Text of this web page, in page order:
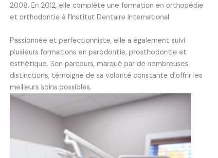
2008. En 2012, elle complète une formation en orthopédie
et orthodontie à l’Institut Dentaire International.
Passionnée et perfectionniste, elle a également suivi
plusieurs formations en parodontie, prosthodontie et
esthétique. Son parcours, marqué par de nombreuses
distinctions, témoigne de sa volonté constante d’offrir les
meilleurs soins possibles.